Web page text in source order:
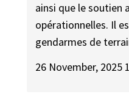
ainsi que le soutien
opérationnelles. Il
gendarmes de
26 November, 2025